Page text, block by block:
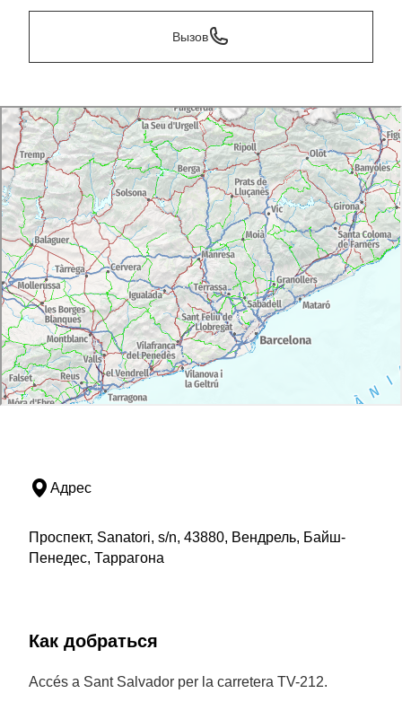
Вызов
Адрес
Проспект, Sanatori, s/n, 43880, Вендрель, Байш-
Пенедес, Таррагона
Как добраться
Accés a Sant Salvador per la carretera TV-212.